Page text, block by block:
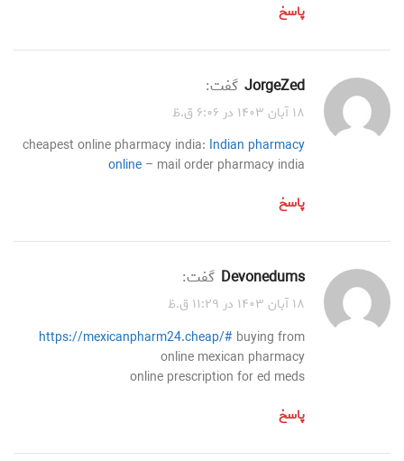
پاسخ
JorgeZed گفت:
۱۸ آبان ۱۴۰۳ در ۶:۰۶ ق.ظ
cheapest online pharmacy india: Indian pharmacy
online – mail order pharmacy india
پاسخ
Devonedums گفت:
۱۸ آبان ۱۴۰۳ در ۱۱:۲۹ ق.ظ
https://mexicanpharm24.cheap/# buying from
online mexican pharmacy
online prescription for ed meds
پاسخ